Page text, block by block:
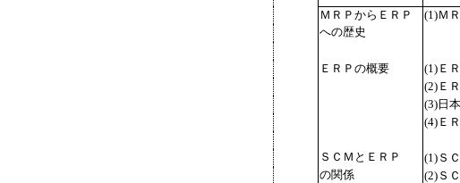
ＭＲＰからＥＲＰ
(1)Ｍ
への歴史
ＥＲＰの概要 (1)Ｅ
(2)Ｅ
(3)日
(4)Ｅ
ＳＣＭとＥＲＰ (1)Ｓ
の関係
(2)Ｓ